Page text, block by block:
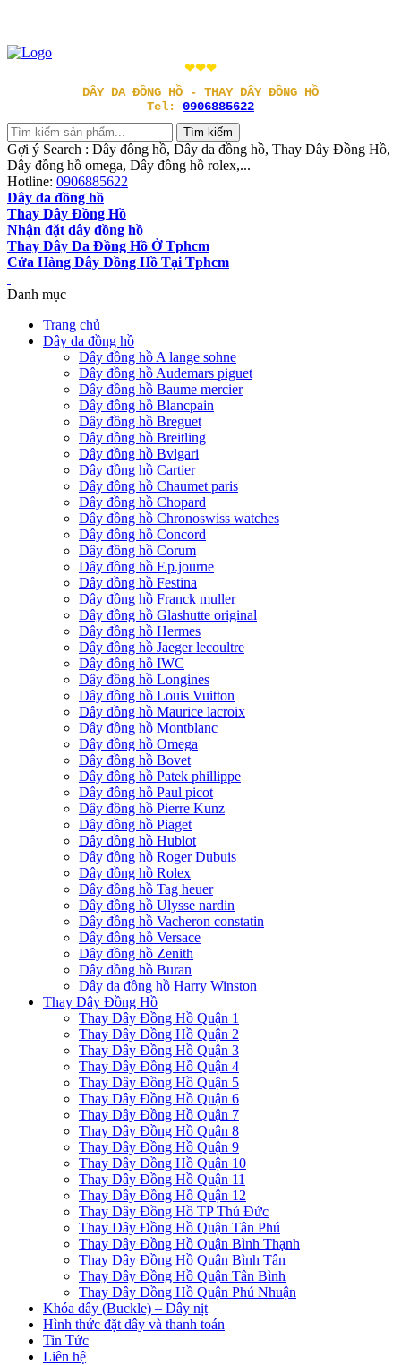
❤❤❤
DÂY DA ĐỒNG HỒ - THAY DÂY ĐỒNG HỒ
Tel: 0906885622
Gợi ý Search : Dây đông hồ, Dây da đồng hồ, Thay Dây Đồng Hồ,
Dây đồng hồ omega, Dây đồng hồ rolex,...
Hotline: 0906885622
Dây da đồng hồ
Thay Dây Đồng Hồ
Nhận đặt dây đồng hồ
Thay Dây Da Đồng Hồ Ở Tphcm
Cửa Hàng Dây Đồng Hồ Tại Tphcm
Danh mục
Trang chủ
Dây da đồng hồ
Dây đồng hồ A lange sohne
Dây đồng hồ Audemars piguet
Dây đồng hồ Baume mercier
Dây đồng hồ Blancpain
Dây đồng hồ Breguet
Dây đồng hồ Breitling
Dây đồng hồ Bvlgari
Dây đồng hồ Cartier
Dây đồng hồ Chaumet paris
Dây đồng hồ Chopard
Dây đồng hồ Chronoswiss watches
Dây đồng hồ Concord
Dây đồng hồ Corum
Dây đồng hồ F.p.journe
Dây đồng hồ Festina
Dây đồng hồ Franck muller
Dây đồng hồ Glashutte original
Dây đồng hồ Hermes
Dây đồng hồ Jaeger lecoultre
Dây đồng hồ IWC
Dây đồng hồ Longines
Dây đồng hồ Louis Vuitton
Dây đồng hồ Maurice lacroix
Dây đồng hồ Montblanc
Dây đồng hồ Omega
Dây đồng hồ Bovet
Dây đồng hồ Patek phillippe
Dây đồng hồ Paul picot
Dây đồng hồ Pierre Kunz
Dây đồng hồ Piaget
Dây đồng hồ Hublot
Dây đồng hồ Roger Dubuis
Dây đồng hồ Rolex
Dây đồng hồ Tag heuer
Dây đồng hồ Ulysse nardin
Dây đồng hồ Vacheron constatin
Dây đồng hồ Versace
Dây đồng hồ Zenith
Dây đồng hồ Buran
Dây da đồng hồ Harry Winston
Thay Dây Đồng Hồ
Thay Dây Đồng Hồ Quận 1
Thay Dây Đồng Hồ Quận 2
Thay Dây Đồng Hồ Quận 3
Thay Dây Đồng Hồ Quận 4
Thay Dây Đồng Hồ Quận 5
Thay Dây Đồng Hồ Quận 6
Thay Dây Đồng Hồ Quận 7
Thay Dây Đồng Hồ Quận 8
Thay Dây Đồng Hồ Quận 9
Thay Dây Đồng Hồ Quận 10
Thay Dây Đồng Hồ Quận 11
Thay Dây Đồng Hồ Quận 12
Thay Dây Đồng Hồ TP Thủ Đức
Thay Dây Đồng Hồ Quận Tân Phú
Thay Dây Đồng Hồ Quận Bình Thạnh
Thay Dây Đồng Hồ Quận Bình Tân
Thay Dây Đồng Hồ Quận Tân Bình
Thay Dây Đồng Hồ Quận Phú Nhuận
Khóa dây (Buckle) – Dây nịt
Hình thức đặt dây và thanh toán
Tin Tức
Liên hệ